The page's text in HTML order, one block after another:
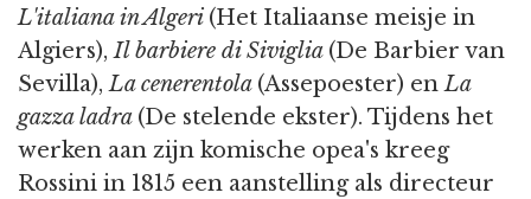
L'italiana in Algeri (Het Italiaanse meisje in
Algiers),Il barbiere di Siviglia (De Barbier van
Sevilla),La cenerentola (Assepoester) enLa
gazza ladra (De stelende ekster). Tijdens het
werken aan zijn komische opea's kreeg
Rossini in 1815 een aanstelling als directeur